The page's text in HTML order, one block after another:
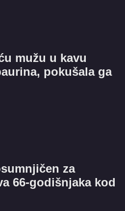
mužu u kavu
pokušala ga
za
66-godišnjaka kod